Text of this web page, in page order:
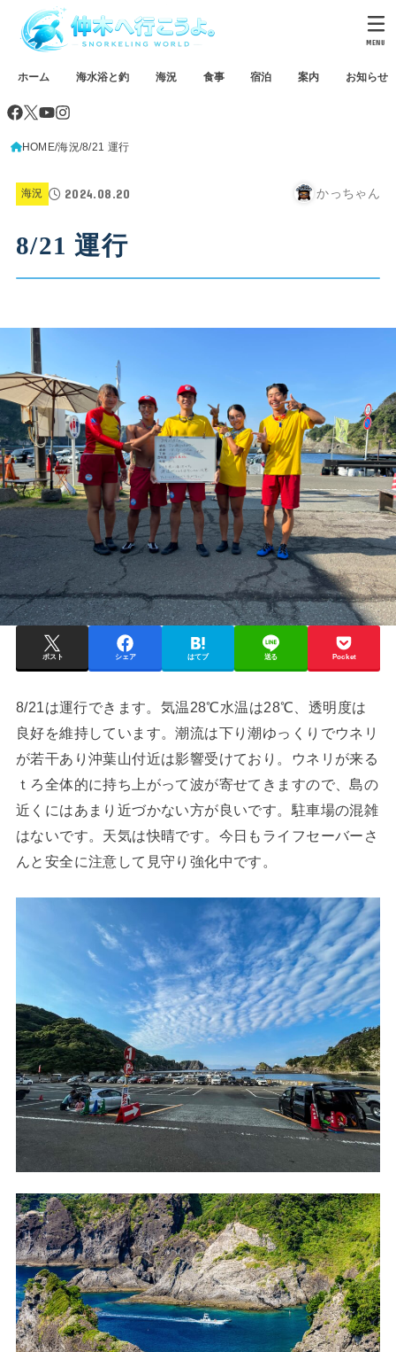
ホーム 海水浴と釣 海況 食事 宿泊 案内 お知らせ
MENU
HOME 海況 8/21 運行
海況 2024.08.20 かっちゃん
8/21 運行
ポスト シェア はてブ 送る Pocket
8/21は運行できます。気温28℃水温は28℃、透明度は
良好を維持しています。潮流は下り潮ゆっくりでウネリ
が若干あり沖葉山付近は影響受けており。ウネリが来る
ｔろ全体的に持ち上がって波が寄せてきますので、島の
近くにはあまり近づかない方が良いです。駐車場の混雑
はないです。天気は快晴です。今日もライフセーバーさ
んと安全に注意して見守り強化中です。